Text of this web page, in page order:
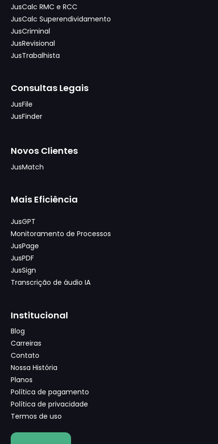
JusCalc RMC e RCC
JusCalc Superendividamento
JusCriminal
JusRevisional
JusTrabalhista
Consultas Legais
JusFile
JusFinder
Novos Clientes
JusMatch
Mais Eficiência
JusGPT
Monitoramento de Processos
JusPage
JusPDF
JusSign
Transcrição de áudio IA
Institucional
Blog
Carreiras
Contato
Nossa História
Planos
Política de pagamento
Política de privacidade
Termos de uso